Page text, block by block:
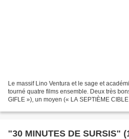
Le massif Lino Ventura et le sage et
tourné quatre films ensemble. Deux très
GIFLE »), un moyen (« LA SEPTIÈME
"30 MINUTES DE SURSIS"